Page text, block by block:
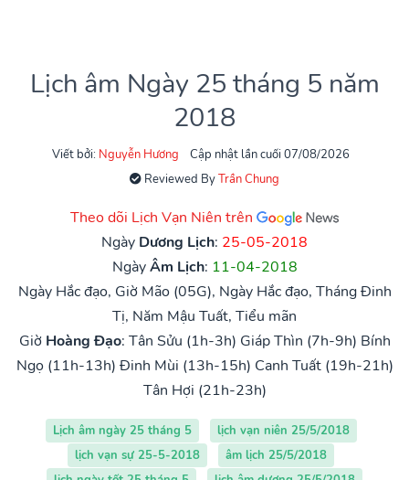
Lịch âm Ngày 25 tháng 5 năm
2018
Viết bởi: Nguyễn Hương
Cập nhật lần cuối 07/08/2026
Reviewed ByTrần Chung
Theo dõi Lịch Vạn Niên trên
Ngày Dương Lịch: 25-05-2018
NgàyÂm Lịch: 11-04-2018
Ngày Hắc đạo, Giờ Mão (05G), Ngày Hắc đạo, Tháng Đinh
Tị, Năm Mậu Tuất, Tiểu mãn
Giờ Hoàng Đạo: Tân Sửu (1h-3h) Giáp Thìn (7h-9h) Bính
Ngọ (11h-13h) Đinh Mùi (13h-15h) Canh Tuất (19h-21h)
Tân Hợi (21h-23h)
Lịch âm ngày 25 tháng 5
lịch vạn niên 25/5/2018
lịch vạn sự 25-5-2018
âm lịch 25/5/2018